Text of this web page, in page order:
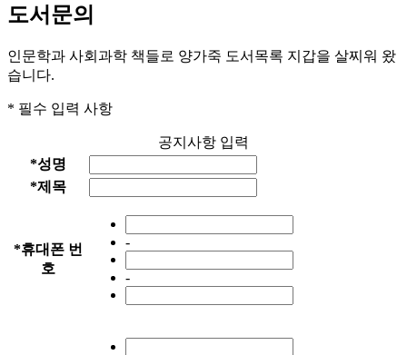
도서문의
인문학과 사회과학 책들로 양가죽 도서목록 지갑을 살찌워 왔
습니다.
* 필수 입력 사항
공지사항 입력
*성명
*제목
*휴대폰 번
호
-
-